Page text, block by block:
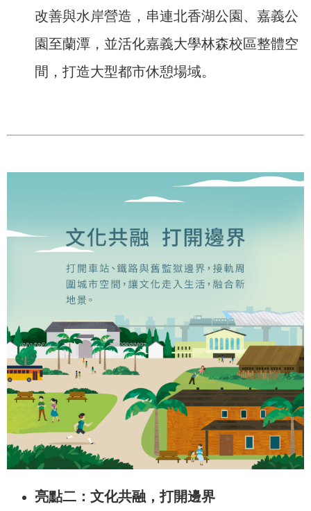
改善與水岸營造，串連北香湖公園、嘉義公
園至蘭潭，並活化嘉義大學林森校區整體空
間，打造大型都市休憩場域。
亮點二：文化共融，打開邊界